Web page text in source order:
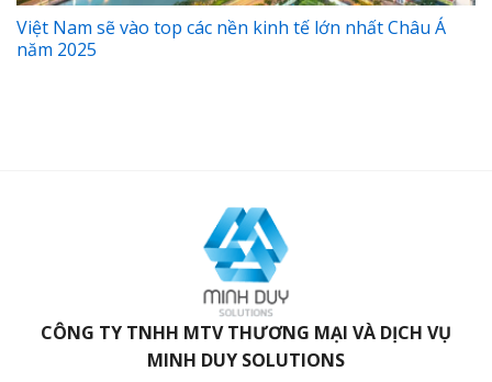
Việt Nam sẽ vào top các nền kinh tế lớn nhất Châu Á
năm 2025
CÔNG TY TNHH MTV THƯƠNG MẠI VÀ DỊCH VỤ
MINH DUY SOLUTIONS